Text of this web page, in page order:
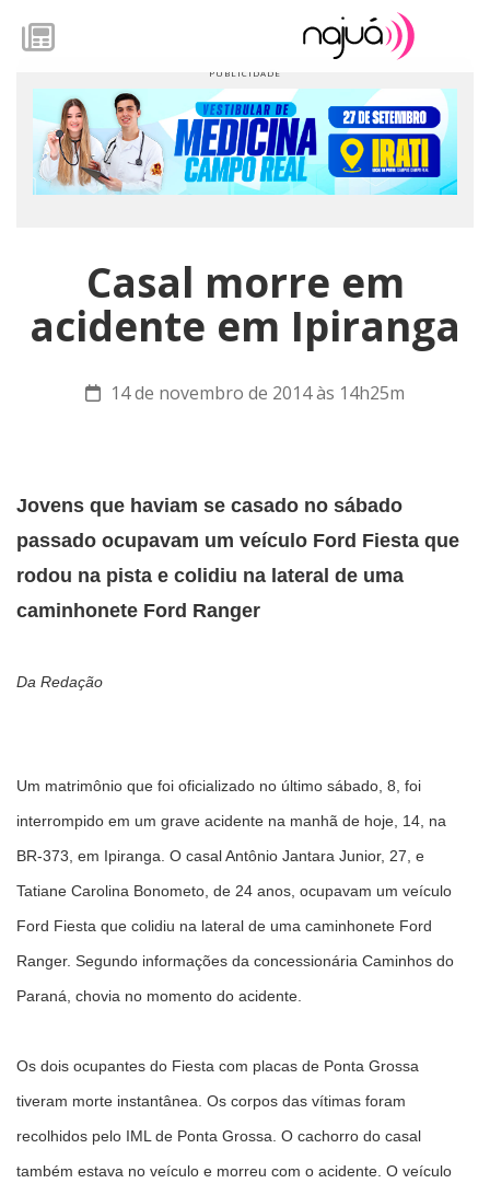
Casal morre em
acidente em Ipiranga
14 de novembro de 2014 às 14h25m
Jovens que haviam se casado no sábado
passado ocupavam um veículo Ford Fiesta que
rodou na pista e colidiu na lateral de uma
caminhonete Ford Ranger
Da Redação
Um matrimônio que foi oficializado no último sábado, 8, foi
interrompido em um grave acidente na manhã de hoje, 14, na
BR-373, em Ipiranga. O casal Antônio Jantara Junior, 27, e
Tatiane Carolina Bonometo, de 24 anos, ocupavam um veículo
Ford Fiesta que colidiu na lateral de uma caminhonete Ford
Ranger. Segundo informações da concessionária Caminhos do
Paraná, chovia no momento do acidente.
Os dois ocupantes do Fiesta com placas de Ponta Grossa
tiveram morte instantânea. Os corpos das vítimas foram
recolhidos pelo IML de Ponta Grossa. O cachorro do casal
também estava no veículo e morreu com o acidente. O veículo